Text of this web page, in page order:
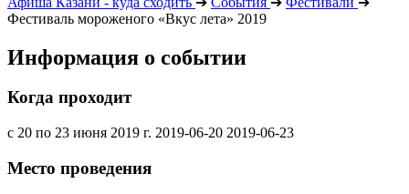
Фестиваль мороженого «Вкус лета» 2019
Информация о событии
Когда проходит
с 20 по 23 июня 2019 г. 2019-06-20 2019-06-23
Место проведения